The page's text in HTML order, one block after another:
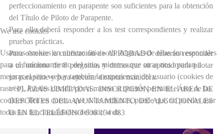
perfeccionamiento en parapente son suficientes para la obtención
del Título de Piloto de Parapente.
Para ello deberá responder a los test correspondientes y realizar
pruebas prácticas.
Para obtener la calificación de APROBADO deberán responder
a un mínimo de 8 preguntas y demostrar su aptitud para pilotar
un parapente y para ejecutar distintas maniobra.
✅PLAZAS LIMITADAS. INSCRIPCIÓN EN EL ÁREA DE
DEPORTES DEL AYUNTAMIENTO DE ALGODONALES
O EN EL TELÉFONO 606 154 483
We use cookies
Usamos cookies en nuestro sitio web. Algunas de ellas son esenciales
para el funcionamiento del sitio, mientras que otras nos ayudan a
mejorar el sitio web y también la experiencia del usuario (cookies de
rastreo). Puedes decidir por ti mismo si quieres permitir el uso de las
cookies. Ten en cuenta que si las rechazas, puede que no puedas usar
todas las funcionalidades del sitio web.